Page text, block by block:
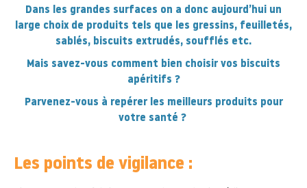
Dans les grandes surfaces on a donc aujourd’hui un
large choix de produits tels que les gressins, feuilletés,
sablés, biscuits extrudés, soufflés etc.
Mais savez-vous comment bien choisir vos biscuits
apéritifs ?
Parvenez-vous à repérer les meilleurs produits pour
votre santé ?
Les points de vigilance :